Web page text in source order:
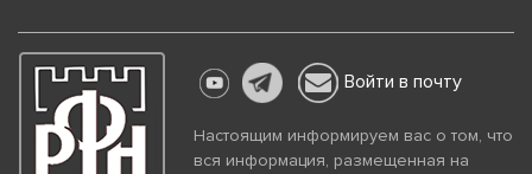
Войти в почту
Настоящим информируем вас о том, что
вся информация, размещенная на